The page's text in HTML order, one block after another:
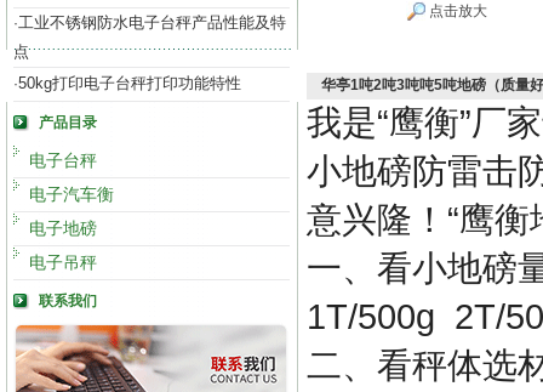
·工业不锈钢防水电子台秤产品性能及特
点
·50kg打印电子台秤打印功能特性
产品目录
电子台秤
电子汽车衡
电子地磅
电子吊秤
联系我们
点击放大
华亭1吨2吨3吨吨5吨地磅（质量
我是“鹰衡”厂
小地磅防雷击
意兴隆！ “鹰衡
一、看小地磅
1T/500g 2T/
二、看秤体选